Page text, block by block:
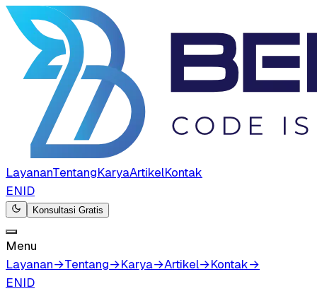
LayananTentangKaryaArtikelKontak
ENID
Konsultasi Gratis
Menu
Layanan→Tentang→Karya→Artikel→Kontak→
ENID